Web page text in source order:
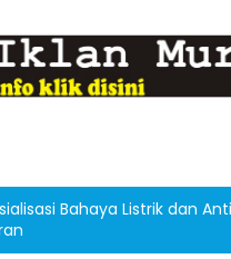
Bahaya Listrik dan